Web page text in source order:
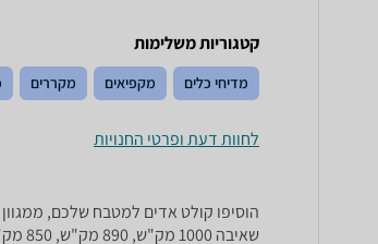
קטגוריות משלימות
מדיחי כלים מקפיאים מקררים
לחוות דעת ופרטי החנויות
הוסיפו קולט אדים למטבח שלכם,